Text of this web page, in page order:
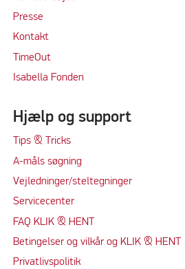
Presse
Kontakt
TimeOut
Isabella Fonden
Hjælp og support
Tips & Tricks
A-måls søgning
Vejledninger/steltegninger
Servicecenter
FAQ KLIK & HENT
Betingelser og vilkår og KLIK & HENT
Privatlivspolitik